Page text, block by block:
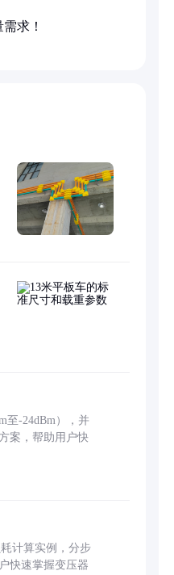
求！
至-24dBm），并
案，帮助用户快
计算实例，分步
快速掌握变压器